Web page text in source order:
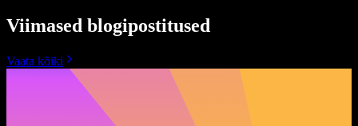
Viimased blogipostitused
Vaata kõiki